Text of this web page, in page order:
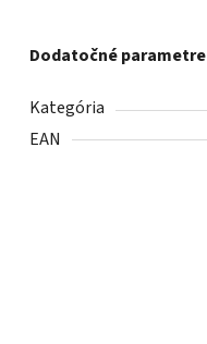
Dodatočné parametre
Kategória
EAN